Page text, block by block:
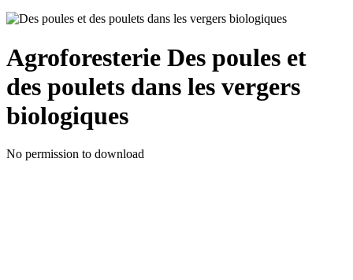
Agroforesterie Des poules et
des poulets dans les vergers
biologiques
No permission to download